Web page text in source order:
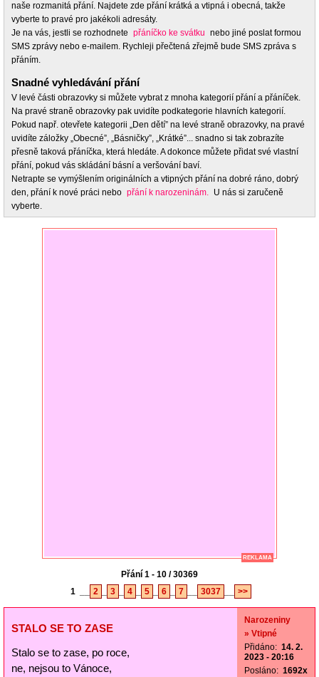
naše rozmanitá přání. Najdete zde přání krátká a vtipná i obecná, takže
vyberte to pravé pro jakékoli adresáty.
Je na vás, jestli se rozhodnete přáníčko ke svátku nebo jiné poslat formou
SMS zprávy nebo e-mailem. Rychleji přečtená zřejmě bude SMS zpráva s
přáním.
Snadné vyhledávání přání
V levé části obrazovky si můžete vybrat z mnoha kategorií přání a přáníček.
Na pravé straně obrazovky pak uvidíte podkategorie hlavních kategorií.
Pokud např. otevřete kategorii „Den dětí” na levé straně obrazovky, na pravé
uvidíte záložky „Obecné”, „Básničky”, „Krátké”... snadno si tak zobrazíte
přesně taková přáníčka, která hledáte. A dokonce můžete přidat své vlastní
přání, pokud vás skládání básní a veršování baví.
Netrapte se vymýšlením originálních a vtipných přání na dobré ráno, dobrý
den, přání k nové práci nebo přání k narozeninám. U nás si zaručeně
vyberte.
REKLAMA
Přání 1 - 10 / 30369
1
2 3 4 5 6 7 3037 >>
STALO SE TO ZASE
Stalo se to zase, po roce,
ne, nejsou to Vánoce,
Narozeniny
» Vtipné
Přidáno: 14. 2.
2023 - 20:16
Posláno: 1692x